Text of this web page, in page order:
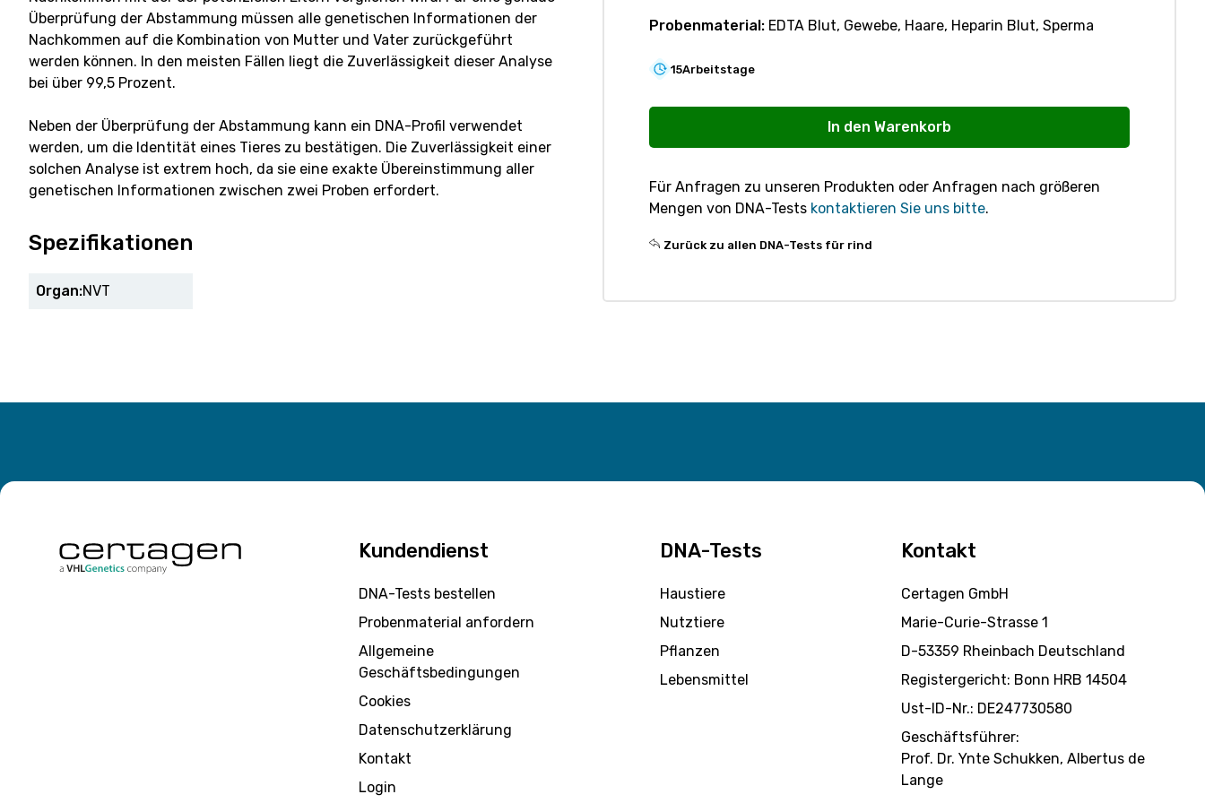
Probenmaterial: EDTA Blut, Gewebe, Haare, Heparin Blut, Sperma
15Arbeitstage
R205
Profil
Rind
Menge
In den Warenkorb
Für Anfragen zu unseren Produkten oder Anfragen nach größeren
Mengen von DNA-Tests kontaktieren Sie uns bitte.
Zurück zu allen DNA-Tests für rind
Überprüfung der Abstammung müssen alle genetischen Informationen der
Nachkommen auf die Kombination von Mutter und Vater zurückgeführt
werden können. In den meisten Fällen liegt die Zuverlässigkeit dieser Analyse
bei über 99,5 Prozent.
Neben der Überprüfung der Abstammung kann ein DNA-Profil verwendet
werden, um die Identität eines Tieres zu bestätigen. Die Zuverlässigkeit einer
solchen Analyse ist extrem hoch, da sie eine exakte Übereinstimmung aller
genetischen Informationen zwischen zwei Proben erfordert.
Spezifikationen
Organ:NVT
Kundendienst
DNA-Tests bestellen
Probenmaterial anfordern
Allgemeine
Geschäftsbedingungen
Cookies
Datenschutzerklärung
Kontakt
Login
DNA-Tests
Haustiere
Nutztiere
Pflanzen
Lebensmittel
Kontakt
Certagen GmbH
Marie-Curie-Strasse 1
D-53359 Rheinbach Deutschland
Registergericht: Bonn HRB 14504
Ust-ID-Nr.: DE247730580
Geschäftsführer:
Prof. Dr. Ynte Schukken, Albertus de
Lange